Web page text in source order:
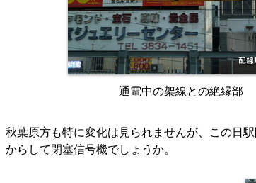
通電中の架線との絶縁部
秋葉原方も特に変化は見られませんが、この日
からして閉塞信号機でしょうか。